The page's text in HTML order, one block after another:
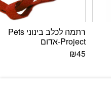
רתמה לכלב בינוני Pets
Project-אדום
₪45